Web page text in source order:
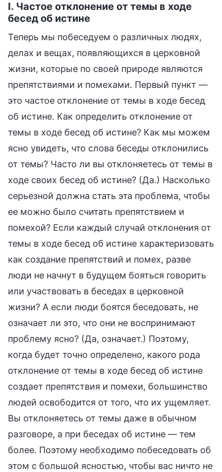
I. Частое отклонение от темы в ходе
бесед об истине
Теперь мы побеседуем о различных людях,
делах и вещах, появляющихся в церковной
жизни, которые по своей природе являются
препятствиями и помехами. Первый пункт —
это частое отклонение от темы в ходе бесед
об истине. Как определить отклонение от
темы в ходе бесед об истине? Как мы можем
ясно увидеть, что слова беседы отклонились
от темы? Часто ли вы отклоняетесь от темы в
ходе своих бесед об истине? (Да.) Насколько
серьезной должна стать эта проблема, чтобы
ее можно было считать препятствием и
помехой? Если каждый случай отклонения от
темы в ходе бесед об истине характеризовать
как создание препятствий и помех, разве
люди не начнут в будущем бояться говорить
или участвовать в беседах в церковной
жизни? А если люди боятся беседовать, не
означает ли это, что они не воспринимают
проблему ясно? (Да, означает.) Поэтому,
когда будет точно определено, какого рода
отклонение от темы в ходе бесед об истине
создает препятствия и помехи, большинство
людей освободится от того, что их ущемляет.
Вы отклоняетесь от темы даже в обычном
разговоре, а при беседах об истине — тем
более. Поэтому необходимо побеседовать об
этом с большой ясностью, чтобы вас ничто не